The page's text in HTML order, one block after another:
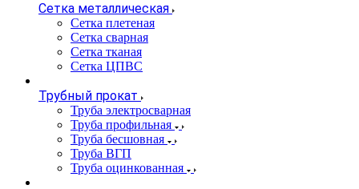
Сетка металлическая
Сетка плетеная
Сетка сварная
Сетка тканая
Сетка ЦПВС
Трубный прокат
Труба электросварная
Труба профильная
Труба бесшовная
Труба ВГП
Труба оцинкованная